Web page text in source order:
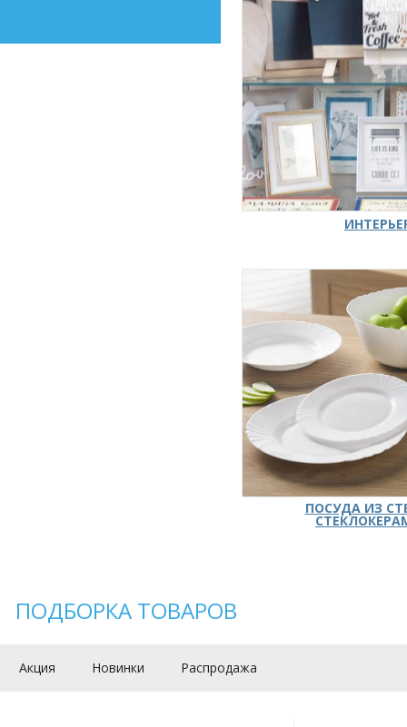
ПОСУДА ИЗ
ПОДБОРКА ТОВАРОВ
Акция Новинки Распродажа